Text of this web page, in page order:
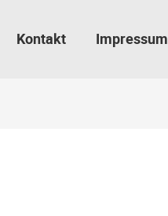
Kontakt Impressum